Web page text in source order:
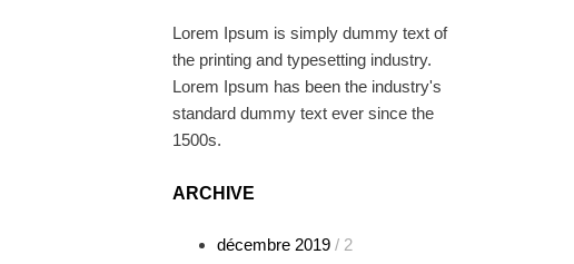
Lorem Ipsum is simply dummy text of
the printing and typesetting industry.
Lorem Ipsum has been the industry's
standard dummy text ever since the
1500s.
ARCHIVE
décembre 2019 / 2